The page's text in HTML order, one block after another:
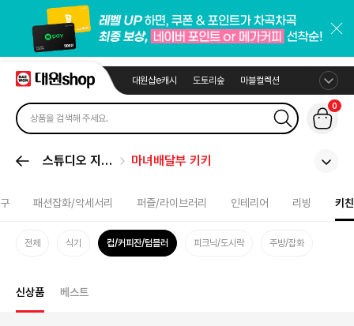
대원샵e캐시 도토리숲 마블컬렉션
0
스튜디오 지브
마녀배달부 키키
패션잡화/악세서리 퍼즐/라이브러리 인테리어 리빙 키친
전체 식기 컵/커피잔/텀블러 피크닉/도시락 주방/잡화
신상품 베스트